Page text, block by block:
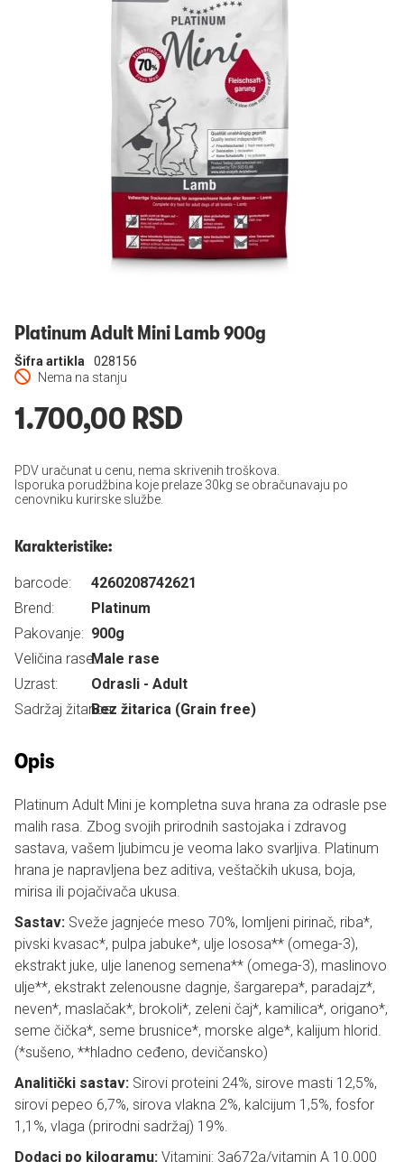
Platinum Adult Mini Lamb 900g
Nema na stanju
Šifra artikla 028156
1.700,00 RSD
PDV uračunat u cenu, nema skrivenih troškova.
Isporuka porudžbina koje prelaze 30kg se obračunavaju po
cenovniku kurirske službe.
Karakteristike:
barcode:
4260208742621
Brend:
Platinum
Pakovanje: 900g
Veličina rase:Male rase
Uzrast:
Odrasli - Adult
Sadržaj žitarica:Bez žitarica (Grain free)
Opis
Platinum Adult Mini je kompletna suva hrana za odrasle pse
malih rasa. Zbog svojih prirodnih sastojaka i zdravog
sastava, vašem ljubimcu je veoma lako svarljiva. Platinum
hrana je napravljena bez aditiva, veštačkih ukusa, boja,
mirisa ili pojačivača ukusa.
Sastav: Sveže jagnjeće meso 70%, lomljeni pirinač, riba*,
pivski kvasac*, pulpa jabuke*, ulje lososa** (omega-3),
ekstrakt juke, ulje lanenog semena** (omega-3), maslinovo
ulje**, ekstrakt zelenousne dagnje, šargarepa*, paradajz*,
neven*, maslačak*, brokoli*, zeleni čaj*, kamilica*, origano*,
seme čička*, seme brusnice*, morske alge*, kalijum hlorid.
(*sušeno, **hladno ceđeno, devičansko)
Analitički sastav: Sirovi proteini 24%, sirove masti 12,5%,
sirovi pepeo 6,7%, sirova vlakna 2%, kalcijum 1,5%, fosfor
1,1%, vlaga (prirodni sadržaj) 19%.
Dodaci po kilogramu: Vitamini: 3a672a/vitamin A 10.000